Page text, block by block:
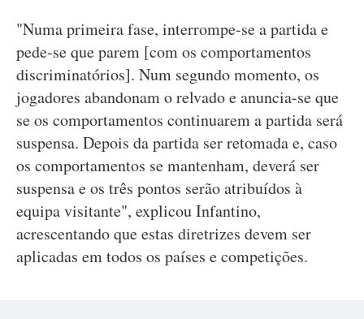
"Numa primeira fase, interrompe-se a partida e
pede-se que parem [com os comportamentos
discriminatórios]. Num segundo momento, os
jogadores abandonam o relvado e anuncia-se que
se os comportamentos continuarem a partida será
suspensa. Depois da partida ser retomada e, caso
os comportamentos se mantenham, deverá ser
suspensa e os três pontos serão atribuídos à
equipa visitante", explicou Infantino,
acrescentando que estas diretrizes devem ser
aplicadas em todos os países e competições.